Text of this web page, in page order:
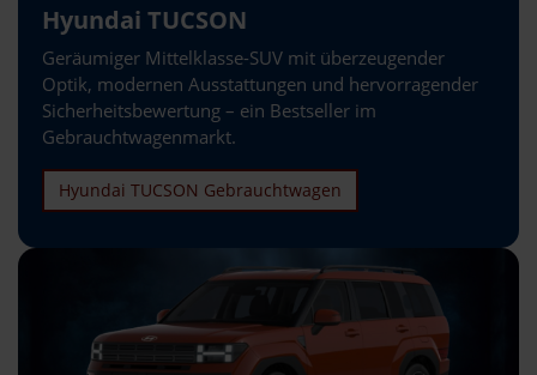
Hyundai TUCSON
Geräumiger Mittelklasse-SUV mit überzeugender
Optik, modernen Ausstattungen und hervorragender
Sicherheitsbewertung – ein Bestseller im
Gebrauchtwagenmarkt.
Hyundai TUCSON Gebrauchtwagen